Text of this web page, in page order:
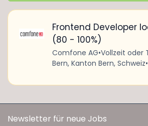
Frontend Developer
(80 - 100%)
Comfone AG•Vollzeit oder
Bern, Kanton Bern, Schweiz•
Newsletter für neue Jobs